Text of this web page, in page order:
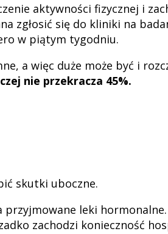
aktywności fizycznej i
zgłosić się do kliniki na
w piątym tygodniu.
a więc duże może być i
nie przekracza 45%.
skutki uboczne.
leki
zachodzi konieczność